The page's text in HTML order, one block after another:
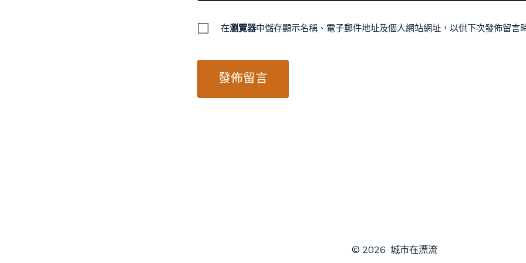
在瀏覽器中儲存顯示名稱、電子郵件地址及個人網站網址，以供下次發佈留言
© 2026 城市在漂流